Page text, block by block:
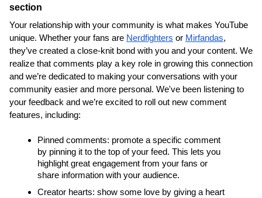
section
Your relationship with your community is what makes YouTube
unique. Whether your fans are Nerdfighters or Mirfandas,
they’ve created a close-knit bond with you and your content. We
realize that comments play a key role in growing this connection
and we’re dedicated to making your conversations with your
community easier and more personal. We've been listening to
your feedback and we’re excited to roll out new comment
features, including:
Pinned comments: promote a specific comment
by pinning it to the top of your feed. This lets you
highlight great engagement from your fans or
share information with your audience.
Creator hearts: show some love by giving a heart